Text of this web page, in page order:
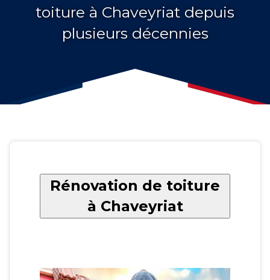
toiture à Chaveyriat depuis
plusieurs décennies
Rénovation de toiture
à Chaveyriat